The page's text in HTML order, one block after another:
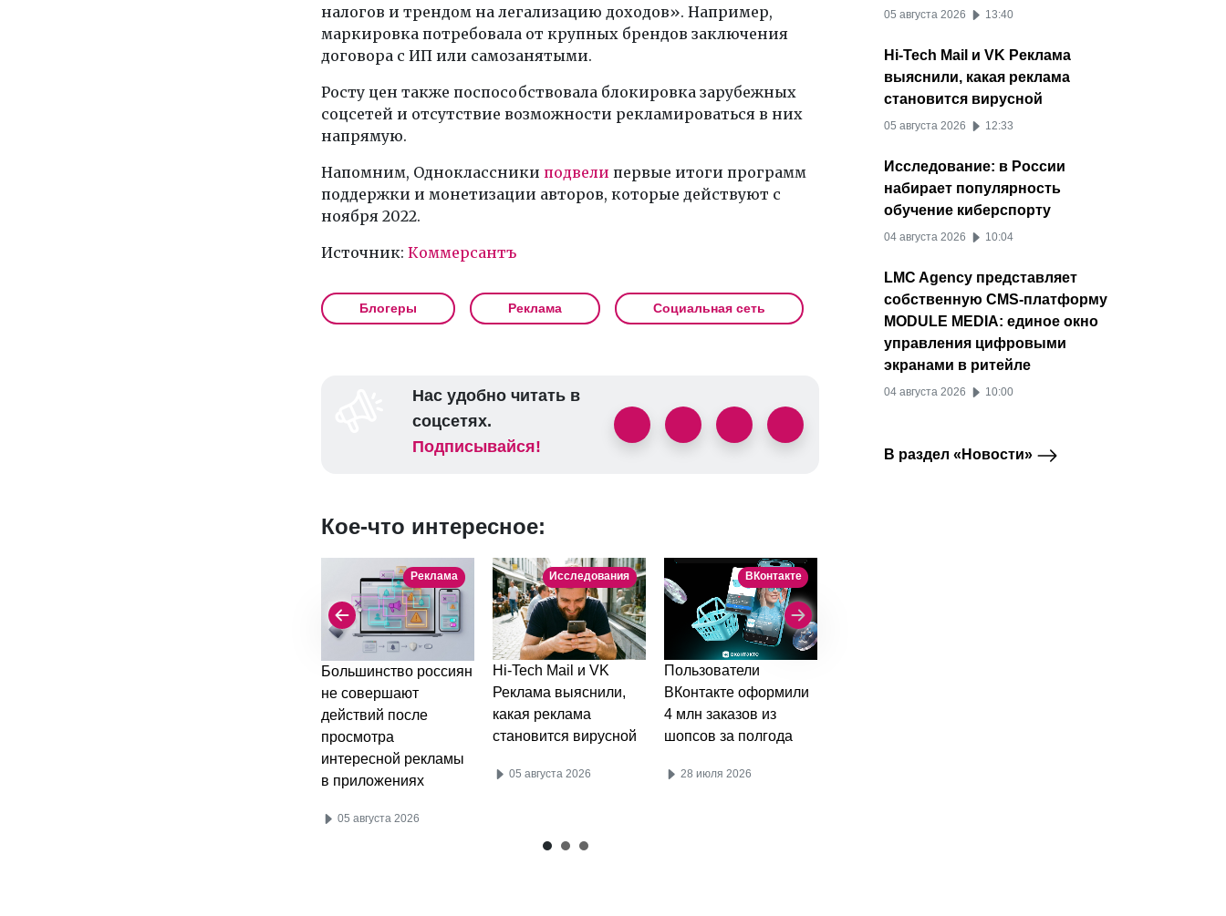
налогов и трендом на легализацию доходов». Например,
маркировка потребовала от крупных брендов заключения
договора с ИП или самозанятыми.
Росту цен также поспособствовала блокировка зарубежных
соцсетей и отсутствие возможности рекламироваться в них
напрямую.
Напомним, Одноклассники подвели первые итоги программ
поддержки и монетизации авторов, которые действуют с
ноября 2022.
Источник: Коммерсантъ
Блогеры Реклама Социальная сеть
Нас удобно читать в
соцсетях.
Подписывайся!
Кое-что интересное:
Реклама
Большинство россиян
не совершают
действий после
просмотра
интересной рекламы
в приложениях
05 августа 2026
Исследования
Hi-Tech Mail и VK
Реклама выяснили,
какая реклама
становится вирусной
05 августа 2026
ВКонтакте
Пользователи
ВКонтакте оформили
4 млн заказов из
шопсов за полгода
28 июля 2026
05 августа 2026 13:40
Hi-Tech Mail и VK Реклама
выяснили, какая реклама
становится вирусной
05 августа 2026 12:33
Исследование: в России
набирает популярность
обучение киберспорту
04 августа 2026 10:04
LMC Agency представляет
собственную CMS-платформу
MODULE MEDIA: единое окно
управления цифровыми
экранами в ритейле
04 августа 2026 10:00
В раздел «Новости»